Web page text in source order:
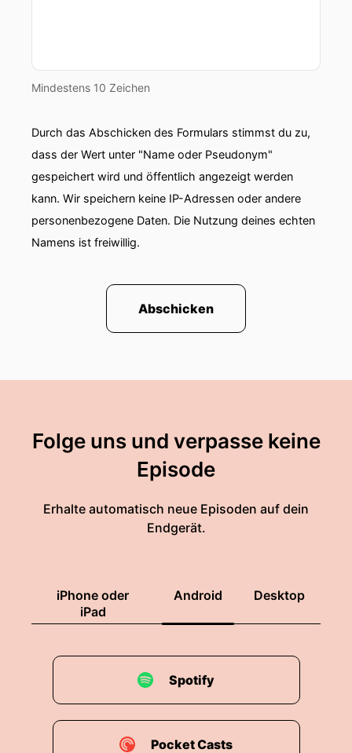
Mindestens 10 Zeichen
Durch das Abschicken des Formulars stimmst du zu,
dass der Wert unter "Name oder Pseudonym"
gespeichert wird und öffentlich angezeigt werden
kann. Wir speichern keine IP-Adressen oder andere
personenbezogene Daten. Die Nutzung deines echten
Namens ist freiwillig.
Abschicken
Folge uns und verpasse keine
Episode
Erhalte automatisch neue Episoden auf dein
Endgerät.
iPhone oder
iPad
Android Desktop
Spotify
Pocket Casts